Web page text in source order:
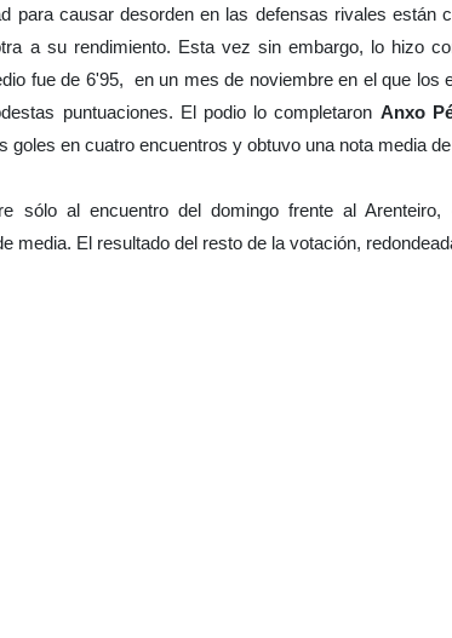
para causar desorden en las defensas rivales están
a su rendimiento. Esta vez sin embargo, lo hizo
fue de 6'95, en un mes de noviembre en el que los
puntuaciones. El podio lo completaron Anxo
goles en cuatro encuentros y obtuvo una nota media
sólo al encuentro del domingo frente al Arenteiro,
media. El resultado del resto de la votación,